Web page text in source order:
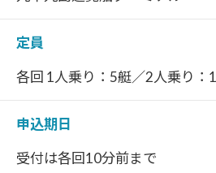
定員
各回 1人乗り：5艇／2人乗り：
申込期日
受付は各回10分前まで